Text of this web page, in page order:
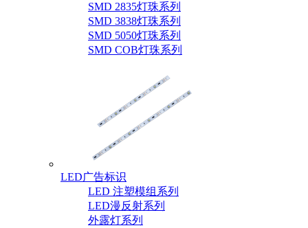
SMD 2835灯珠系列
SMD 3838灯珠系列
SMD 5050灯珠系列
SMD COB灯珠系列
LED广告标识
LED 注塑模组系列
LED漫反射系列
外露灯系列